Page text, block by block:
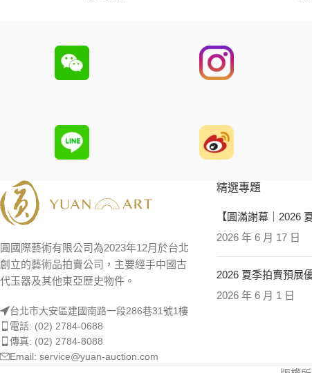
圓國際藝術有限公司為2023年12月於台北
創立的藝術品拍賣公司，主要經手中國古
代玉器及其他東亞歷史物件。
台北市大安區建國南路一段286巷31號1樓
電話: (02) 2784-0688
傳真: (02) 2784-8088
Email: service@yuan-auction.com
精選專題
【圓滿謝幕｜2026
2026 年 6 月 17 日
2026 夏季拍賣預展
2026 年 6 月 1 日